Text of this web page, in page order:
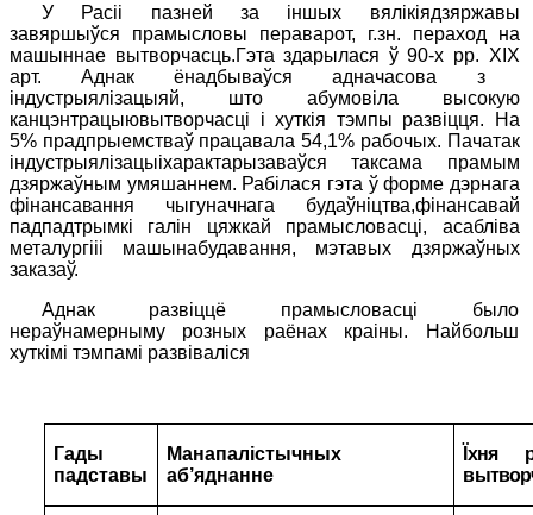
У Расіі пазней за іншых вялікіядзяржавы
завяршыўся прамысловы пераварот, г.зн. пераход на
машыннае вытворчасць.Гэта здарылася ў 90-х pp. XIX
арт. Аднак ёнадбываўся адначасова з
індустрыялізацыяй, што абумовіла высокую
канцэнтрацыювытворчасці і хуткія тэмпы развіцця. На
5% прадпрыемстваў працавала 54,1% рабочых. Пачатак
індустрыялізацыіхарактарызаваўся таксама прамым
дзяржаўным умяшаннем. Рабілася гэта ў форме дэрнага
фінансавання чыгуначнага будаўніцтва,фінансавай
падпадтрымкі галін цяжкай прамысловасці, асабліва
металургііі машынабудавання, мэтавых дзяржаўных
заказаў.
Аднак развіццё прамысловасці было
нераўнамерныму розных раёнах краіны. Найбольш
хуткімі тэмпамі развіваліся
Гады
падставы
Манапалістычных
аб’яднанне
хня